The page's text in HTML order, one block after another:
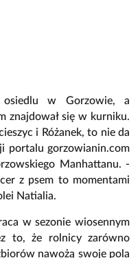
osiedlu w Gorzowie, a
znajdował się w kurniku.
i Różanek, to nie da
portalu gorzowianin.com
Manhattanu. -
z psem to momentami
Natialia.
w sezonie wiosennym
to, że rolnicy zarówno
nawożą swoje pola